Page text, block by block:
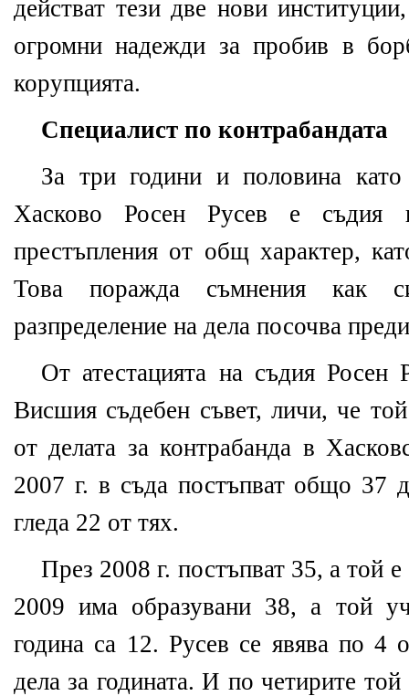
действат тези две нови
огромни надежди за пробив в
корупцията.
Специалист по контрабандата
За три години и половина
Хасково Росен Русев е
престъпления от общ характер,
Това поражда съмнения как
разпределение на дела посочва
От атестацията на съдия Росен
Висшия съдебен съвет, личи, че
от делата за контрабанда в
2007 г. в съда постъпват общо 37
гледа 22 от тях.
През 2008 г. постъпват 35, а той
2009 има образувани 38, а той
година са 12. Русев се явява по
дела за годината. И по четирите